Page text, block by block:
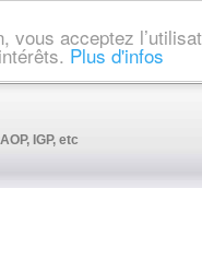
vous acceptez
Plus d'infos
IGP, etc